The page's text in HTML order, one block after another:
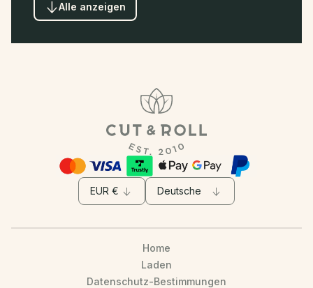
Alle anzeigen
Home
Laden
Datenschutz-Bestimmungen